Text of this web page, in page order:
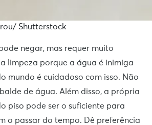
Shutterstock
negar, mas requer muito
limpeza porque a água é inimiga
mundo é cuidadoso com isso. Não
de água. Além disso, a própria
piso pode ser o suficiente para
o passar do tempo. Dê preferência